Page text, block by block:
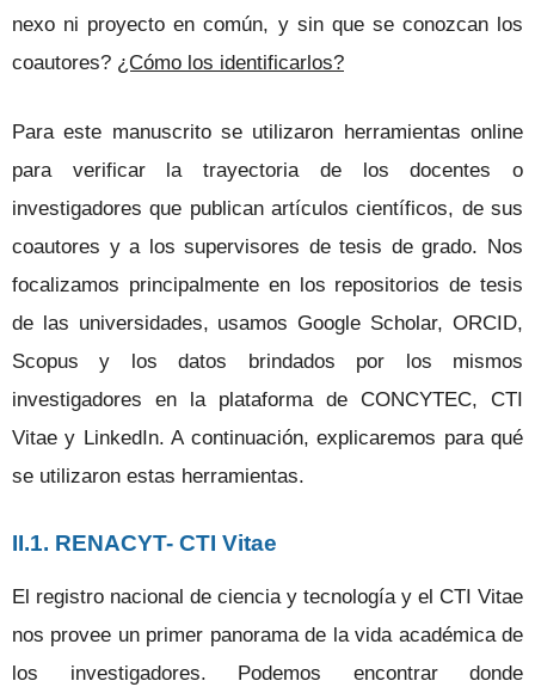
nexo ni proyecto en común, y sin que se conozcan los
coautores? ¿Cómo los identificarlos?
Para este manuscrito se utilizaron herramientas online
para verificar la trayectoria de los docentes o
investigadores que publican artículos científicos, de sus
coautores y a los supervisores de tesis de grado. Nos
focalizamos principalmente en los repositorios de tesis
de las universidades, usamos Google Scholar, ORCID,
Scopus y los datos brindados por los mismos
investigadores en la plataforma de CONCYTEC, CTI
Vitae y LinkedIn. A continuación, explicaremos para qué
se utilizaron estas herramientas.
II.1. RENACYT- CTI Vitae
El registro nacional de ciencia y tecnología y el CTI Vitae
nos provee un primer panorama de la vida académica de
los investigadores. Podemos encontrar donde